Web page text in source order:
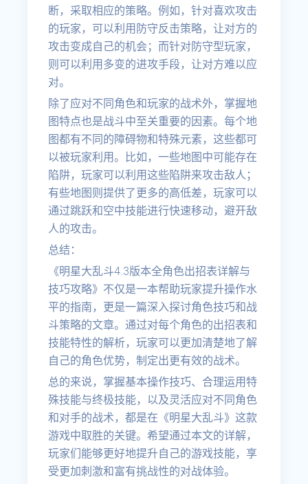
断，采取相应的策略。例如，针对喜欢攻击
的玩家，可以利用防守反击策略，让对方的
攻击变成自己的机会；而针对防守型玩家，
则可以利用多变的进攻手段，让对方难以应
对。
除了应对不同角色和玩家的战术外，掌握地
图特点也是战斗中至关重要的因素。每个地
图都有不同的障碍物和特殊元素，这些都可
以被玩家利用。比如，一些地图中可能存在
陷阱，玩家可以利用这些陷阱来攻击敌人；
有些地图则提供了更多的高低差，玩家可以
通过跳跃和空中技能进行快速移动，避开敌
人的攻击。
总结：
《明星大乱斗4.3版本全角色出招表详解与
技巧攻略》不仅是一本帮助玩家提升操作水
平的指南，更是一篇深入探讨角色技巧和战
斗策略的文章。通过对每个角色的出招表和
技能特性的解析，玩家可以更加清楚地了解
自己的角色优势，制定出更有效的战术。
总的来说，掌握基本操作技巧、合理运用特
殊技能与终极技能，以及灵活应对不同角色
和对手的战术，都是在《明星大乱斗》这款
游戏中取胜的关键。希望通过本文的详解，
玩家们能够更好地提升自己的游戏技能，享
受更加刺激和富有挑战性的对战体验。